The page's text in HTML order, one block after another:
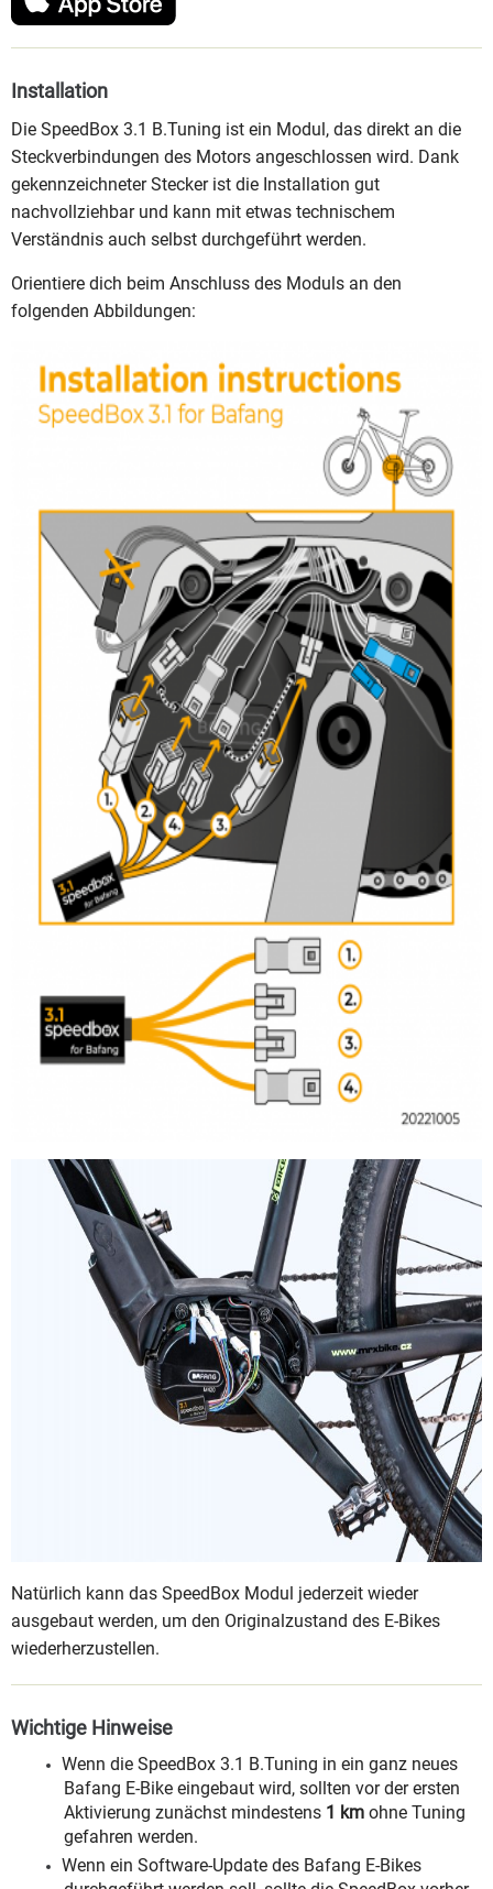
Installation
Die SpeedBox 3.1 B.Tuning ist ein Modul, das direkt an die
Steckverbindungen des Motors angeschlossen wird. Dank
gekennzeichneter Stecker ist die Installation gut
nachvollziehbar und kann mit etwas technischem
Verständnis auch selbst durchgeführt werden.
Orientiere dich beim Anschluss des Moduls an den
folgenden Abbildungen:
Natürlich kann das SpeedBox Modul jederzeit wieder
ausgebaut werden, um den Originalzustand des E-Bikes
wiederherzustellen.
Wichtige Hinweise
Wenn die SpeedBox 3.1 B.Tuning in ein ganz neues
Bafang E-Bike eingebaut wird, sollten vor der ersten
Aktivierung zunächst mindestens 1 km ohne Tuning
gefahren werden.
Wenn ein Software-Update des Bafang E-Bikes